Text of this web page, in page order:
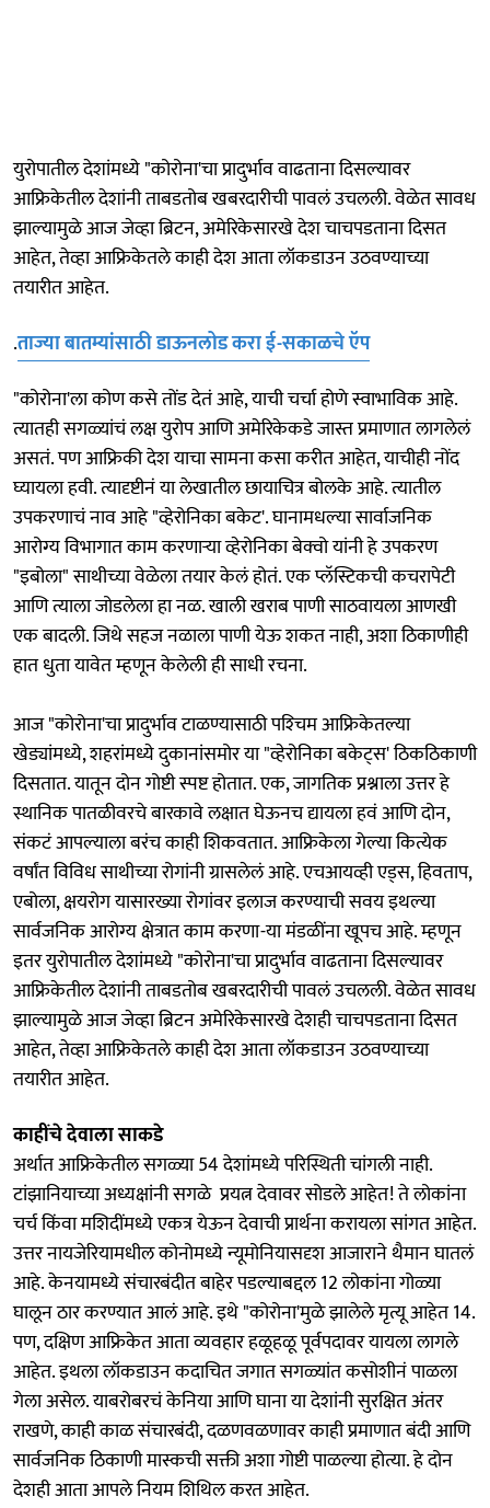
युरोपातील देशांमध्ये "कोरोना'चा प्रादुर्भाव वाढताना दिसल्यावर
आफ्रिकेतील देशांनी ताबडतोब खबरदारीची पावलं उचलली. वेळेत सावध
झाल्यामुळे आज जेव्हा ब्रिटन, अमेरिकेसारखे देश चाचपडताना दिसत
आहेत, तेव्हा आफ्रिकेतले काही देश आता लॉकडाउन उठवण्याच्या
तयारीत आहेत.
.ताज्या बातम्यांसाठी डाऊनलोड करा ई-सकाळचे ऍप
"कोरोना'ला कोण कसे तोंड देतं आहे, याची चर्चा होणे स्वाभाविक आहे.
त्यातही सगळ्यांचं लक्ष युरोप आणि अमेरिकेकडे जास्त प्रमाणात लागलेलं
असतं. पण आफ्रिकी देश याचा सामना कसा करीत आहेत, याचीही नोंद
घ्यायला हवी. त्यादृष्टीनं या लेखातील छायाचित्र बोलके आहे. त्यातील
उपकरणाचं नाव आहे "व्हेरोनिका बकेट'. घानामधल्या सार्वाजनिक
आरोग्य विभागात काम करणाऱ्या व्हेरोनिका बेक्वो यांनी हे उपकरण
"इबोला" साथीच्या वेळेला तयार केलं होतं. एक प्लॅस्टिकची कचरापेटी
आणि त्याला जोडलेला हा नळ. खाली खराब पाणी साठवायला आणखी
एक बादली. जिथे सहज नळाला पाणी येऊ शकत नाही, अशा ठिकाणीही
हात धुता यावेत म्हणून केलेली ही साधी रचना.
आज "कोरोना'चा प्रादुर्भाव टाळण्यासाठी पश्‍चिम आफ्रिकेतल्या
खेड्यांमध्ये, शहरांमध्ये दुकानांसमोर या "व्हेरोनिका बकेट्‌स' ठिकठिकाणी
दिसतात. यातून दोन गोष्टी स्पष्ट होतात. एक, जागतिक प्रश्नाला उत्तर हे
स्थानिक पातळीवरचे बारकावे लक्षात घेऊनच द्यायला हवं आणि दोन,
संकटं आपल्याला बरंच काही शिकवतात. आफ्रिकेला गेल्या कित्येक
वर्षांत विविध साथीच्या रोगांनी ग्रासलेलं आहे. एचआयव्ही एड्‌स, हिवताप,
एबोला, क्षयरोग यासारख्या रोगांवर इलाज करण्याची सवय इथल्या
सार्वजनिक आरोग्य क्षेत्रात काम करणा-या मंडळींना खूपच आहे. म्हणून
इतर युरोपातील देशांमध्ये "कोरोना'चा प्रादुर्भाव वाढताना दिसल्यावर
आफ्रिकेतील देशांनी ताबडतोब खबरदारीची पावलं उचलली. वेळेत सावध
झाल्यामुळे आज जेव्हा ब्रिटन अमेरिकेसारखे देशही चाचपडताना दिसत
आहेत, तेव्हा आफ्रिकेतले काही देश आता लॉकडाउन उठवण्याच्या
तयारीत आहेत.
काहींचे देवाला साकडे
अर्थात आफ्रिकेतील सगळ्या 54 देशांमध्ये परिस्थिती चांगली नाही.
टांझानियाच्या अध्यक्षांनी सगळे प्रयत्न देवावर सोडले आहेत! ते लोकांना
चर्च किंवा मशिदींमध्ये एकत्र येऊन देवाची प्रार्थना करायला सांगत आहेत.
उत्तर नायजेरियामधील कोनोमध्ये न्यूमोनियासदृश आजाराने थैमान घातलं
आहे. केनयामध्ये संचारबंदीत बाहेर पडल्याबद्दल 12 लोकांना गोळ्या
घालून ठार करण्यात आलं आहे. इथे "कोरोना'मुळे झालेले मृत्यू आहेत 14.
पण, दक्षिण आफ्रिकेत आता व्यवहार हळूहळू पूर्वपदावर यायला लागले
आहेत. इथला लॉकडाउन कदाचित जगात सगळ्यांत कसोशीनं पाळला
गेला असेल. याबरोबरचं केनिया आणि घाना या देशांनी सुरक्षित अंतर
राखणे, काही काळ संचारबंदी, दळणवळणावर काही प्रमाणात बंदी आणि
सार्वजनिक ठिकाणी मास्कची सक्ती अशा गोष्टी पाळल्या होत्या. हे दोन
देशही आता आपले नियम शिथिल करत आहेत.